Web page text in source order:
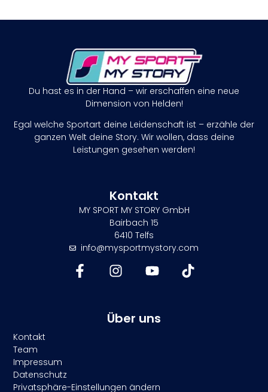
Du hast es in der Hand – wir erschaffen eine neue
Dimension von Helden!
Egal welche Sportart deine Leidenschaft ist – erzähle der
ganzen Welt deine Story. Wir wollen, dass deine
Leistungen gesehen werden!
Kontakt
MY SPORT MY STORY GmbH
Bairbach 15
6410 Telfs
info@mysportmystory.com
Über uns
Kontakt
Team
Impressum
Datenschutz
Privatsphäre-Einstellungen ändern